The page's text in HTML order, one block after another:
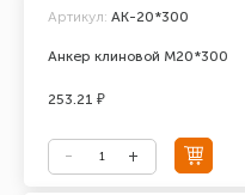
Анкер клиновой М20*300
Артикул: АК-20*300
253.21 ₽